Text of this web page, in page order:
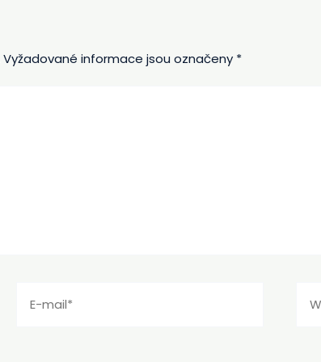
Vyžadované informace jsou označeny *
mail*